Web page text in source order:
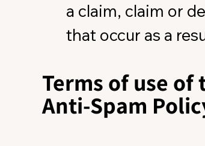
a claim, claim or
that occur as a
Terms of use
Anti-Spam